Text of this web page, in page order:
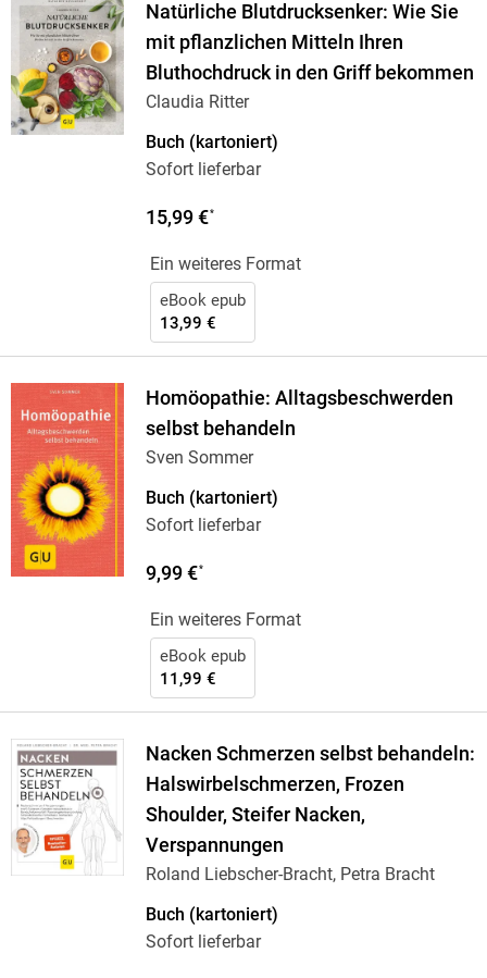
Natürliche Blutdrucksenker: Wie Sie
mit pflanzlichen Mitteln Ihren
Bluthochdruck in den Griff bekommen
Claudia Ritter
Buch (kartoniert)
Sofort lieferbar
15,99 €*
Ein weiteres Format
eBook epub
13,99 €
Homöopathie: Alltagsbeschwerden
selbst behandeln
Sven Sommer
Buch (kartoniert)
Sofort lieferbar
9,99 €*
Ein weiteres Format
eBook epub
11,99 €
Nacken Schmerzen selbst behandeln:
Halswirbelschmerzen, Frozen
Shoulder, Steifer Nacken,
Verspannungen
Roland Liebscher-Bracht, Petra Bracht
Buch (kartoniert)
Sofort lieferbar